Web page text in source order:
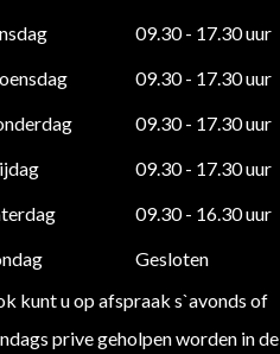
09.30 - 17.30 uur
09.30 - 17.30 uur
09.30 - 17.30 uur
09.30 - 17.30 uur
09.30 - 16.30 uur
Gesloten
kunt u op afspraak s`avonds of
prive geholpen worden in de